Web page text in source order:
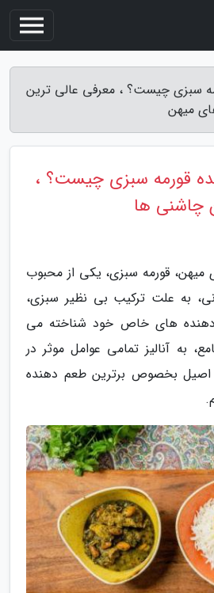
سبزی چیست؟ ، معرفی عالی ترین
میهن
قورمه سبزی چیست؟ ،
چاشنی ها
میهن، قورمه سبزی، یکی از محبوب
به علت ترکیب بی نظیر سبزی،
های خاص خود شناخته می
به آنالیز تمامی عوامل موثر در
بخصوص برترین طعم دهنده